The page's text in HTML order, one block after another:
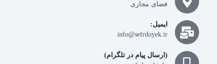
فضای مجازی
ایمیل:
info@sefrdoyek.ir
(ارسال پیام در تلگرام)